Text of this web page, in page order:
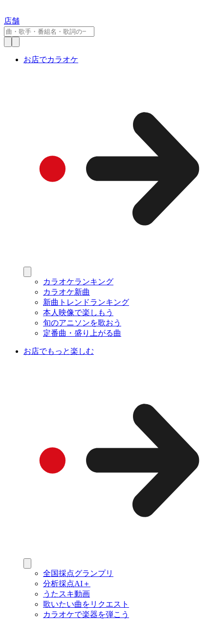
店舗
お店でカラオケ
カラオケランキング
カラオケ新曲
新曲トレンドランキング
本人映像で楽しもう
旬のアニソンを歌おう
定番曲・盛り上がる曲
お店でもっと楽しむ
全国採点グランプリ
分析採点AI＋
うたスキ動画
歌いたい曲をリクエスト
カラオケで楽器を弾こう